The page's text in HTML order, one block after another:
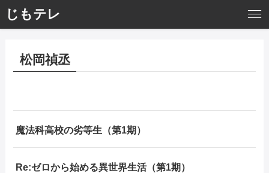
じもテレ
松岡禎丞
魔法科高校の劣等生（第1期）
Re:ゼロから始める異世界生活（第1期）